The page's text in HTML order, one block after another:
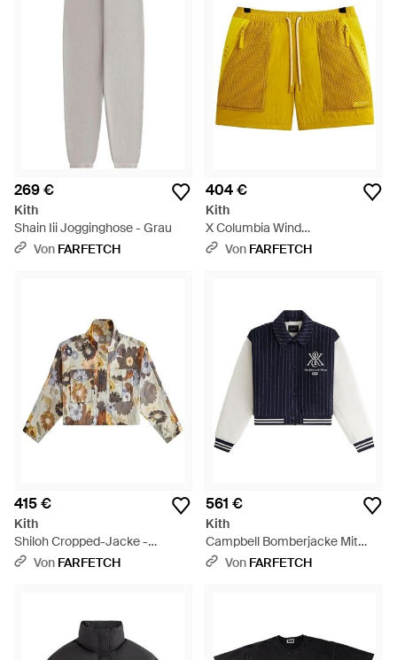
269 €
Kith
Shain Iii Jogginghose - Grau
Von FARFETCH
404 €
Kith
X Columbia Wind
Joggingshorts Mit Mesh-
Von FARFETCH
415 €
Kith
Shiloh Cropped-Jacke -
Mettallic
Von FARFETCH
561 €
Kith
Campbell Bomberjacke Mit
Nadelstreifen - Blau
Von FARFETCH